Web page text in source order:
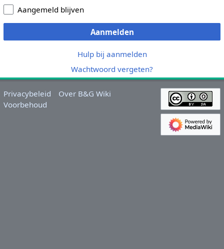
Aangemeld blijven
Aanmelden
Hulp bij aanmelden
Wachtwoord vergeten?
Privacybeleid
Over B&G Wiki
Voorbehoud